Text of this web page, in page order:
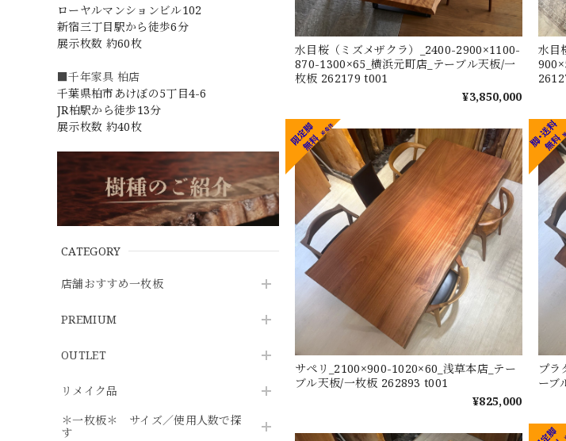
ローヤルマンションビル102
新宿三丁目駅から徒歩6分
展示枚数 約60枚
■千年家具 柏店
千葉県柏市あけぼの5丁目4-6
JR柏駅から徒歩13分
展示枚数 約40枚
CATEGORY
店舗おすすめ一枚板
PREMIUM
OUTLET
リメイク品
＊一枚板＊ サイズ／使用人数で探
す
水目桜（ミズメザクラ）_2400-2900×1100-
870-1300×65_横浜元町店_テーブル天板/一
枚板 262179 t001
¥3,850,000
水目
サペリ_2100×900-1020×60_浅草本店_テー
ブル天板/一枚板 262893 t001
¥825,000
プラ
ーブ